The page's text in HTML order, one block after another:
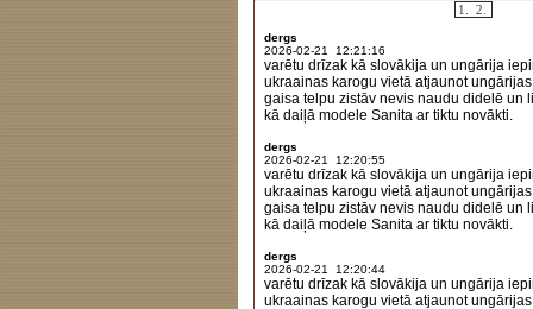
1. 2.
dergs
2026-02-21 12:21:16
varētu drīzak kā slovākija un ungārija
ukraainas karogu vietā atjaunot
gaisa telpu zistāv nevis naudu didelē un
kā daiļā modele Sanita ar tiktu novākti.
dergs
2026-02-21 12:20:55
varētu drīzak kā slovākija un ungārija
ukraainas karogu vietā atjaunot
gaisa telpu zistāv nevis naudu didelē un
kā daiļā modele Sanita ar tiktu novākti.
dergs
2026-02-21 12:20:44
varētu drīzak kā slovākija un ungārija
ukraainas karogu vietā atjaunot